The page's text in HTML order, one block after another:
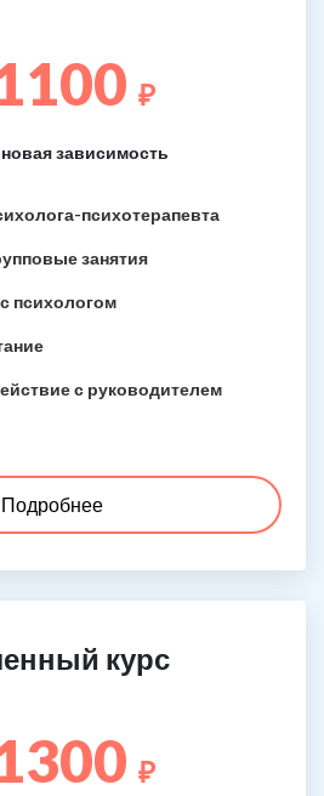
₽
зависимость
психотерапевта
занятия
психологом
с руководителем
Подробнее
курс
₽